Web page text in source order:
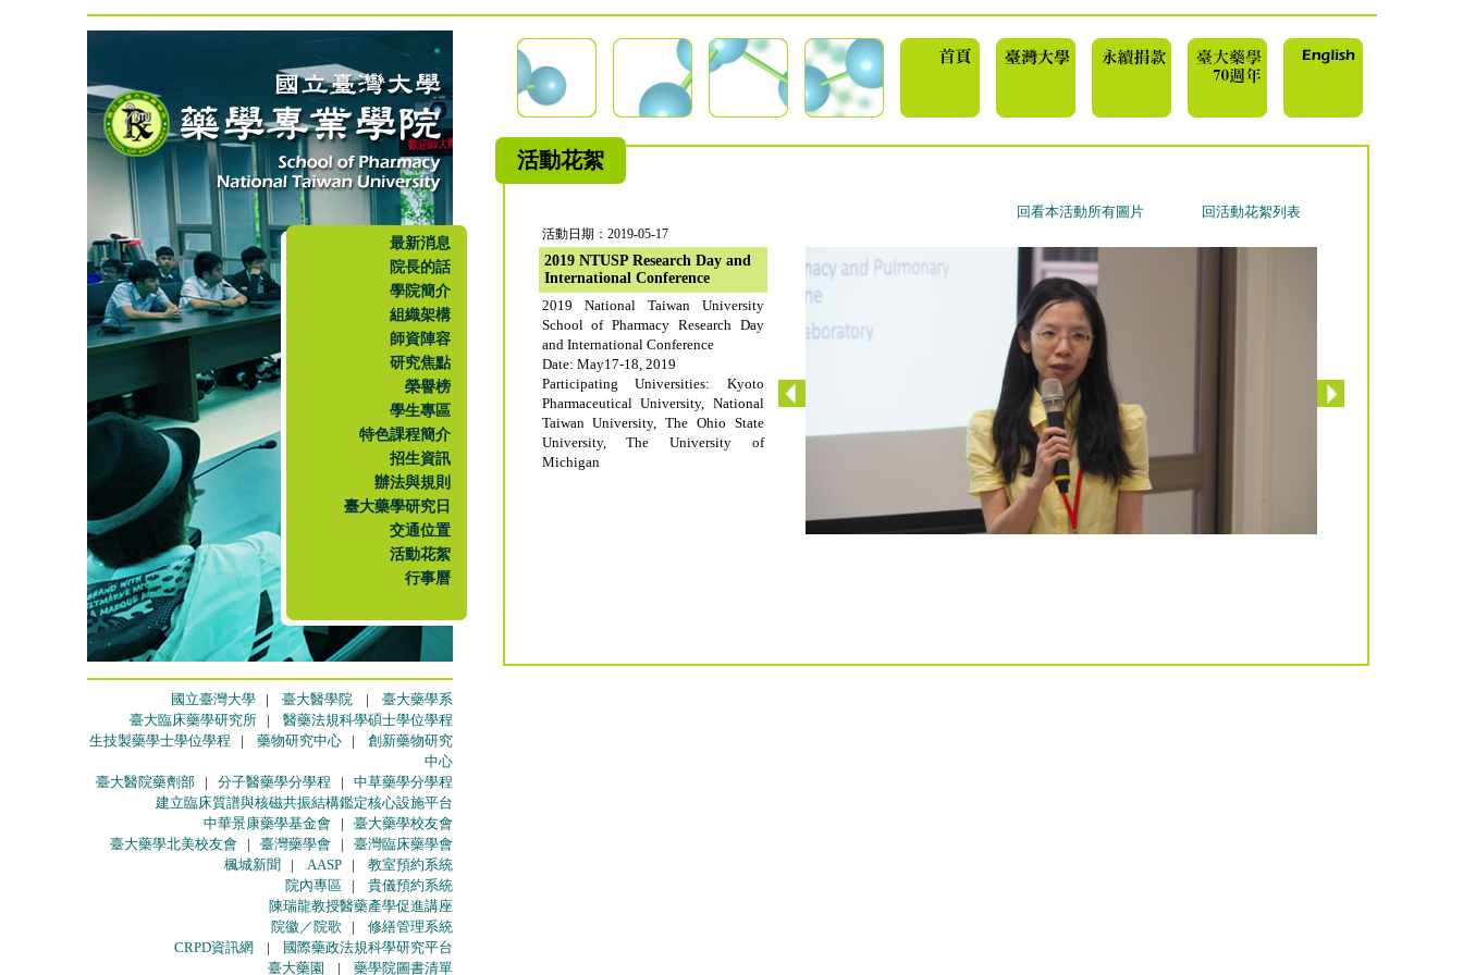
最新消息
院長的話
學院簡介
組織架構
師資陣容
研究焦點
榮譽榜
學生專區
特色課程簡介
招生資訊
辦法與規則
臺大藥學研究日
交通位置
活動花絮
行事曆
國立臺灣大學| 臺大醫學院| 臺大藥學系
臺大臨床藥學研究所| 醫藥法規科學碩士學位學程
生技製藥學士學位學程 | 藥物研究中心| 創新藥物研究
中心
臺大醫院藥劑部| 分子醫藥學分學程 | 中草藥學分學程
建立臨床質譜與核磁共振結構鑑定核心設施平台
中華景康藥學基金會| 臺大藥學校友會
臺大藥學北美校友會| 臺灣藥學會| 臺灣臨床藥學會
楓城新聞 | AASP| 教室預約系統
院內專區| 貴儀預約系統
陳瑞龍教授醫藥產學促進講座
院徽／院歌 | 修繕管理系統
CRPD資訊網 |
國際藥政法規科學研究平台
臺大藥園 | 藥學院圖書清單
活動花絮
回看本活動所有圖片 回活動花絮列表
活動日期：2019-05-17
2019 NTUSP Research Day and
International Conference
2019 National Taiwan University
School of Pharmacy Research Day
and International Conference
Date: May17-18, 2019
Participating Universities: Kyoto
Pharmaceutical University, National
Taiwan University, The Ohio State
University, The University of
Michigan